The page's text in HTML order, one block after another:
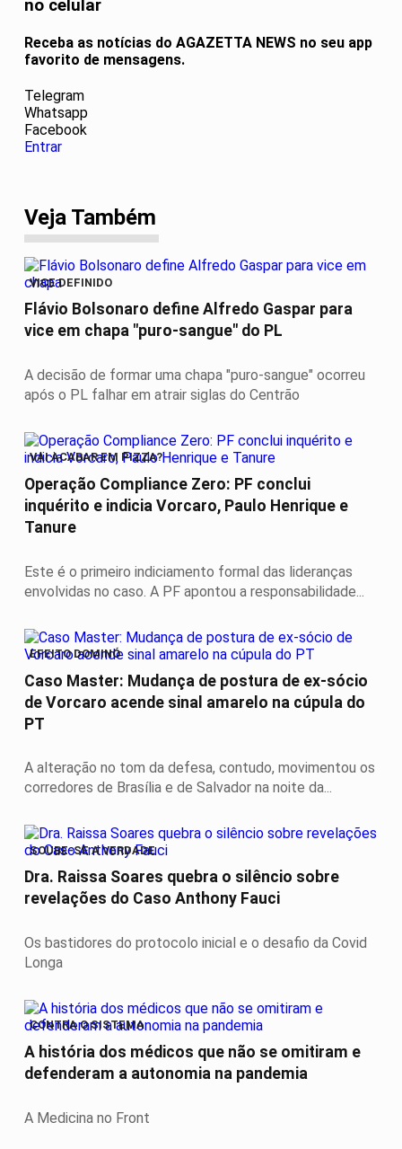
no celular
Receba as notícias do AGAZETTA NEWS no seu app
favorito de mensagens.
Telegram
Whatsapp
Facebook
Entrar
Veja Também
VICE DEFINIDO
Flávio Bolsonaro define Alfredo Gaspar para
vice em chapa "puro-sangue" do PL
A decisão de formar uma chapa "puro-sangue" ocorreu
após o PL falhar em atrair siglas do Centrão
VAI ACABAR EM PIZZA?
Operação Compliance Zero: PF conclui
inquérito e indicia Vorcaro, Paulo Henrique e
Tanure
Este é o primeiro indiciamento formal das lideranças
envolvidas no caso. A PF apontou a responsabilidade...
EFEITO DOMINÓ
Caso Master: Mudança de postura de ex-sócio
de Vorcaro acende sinal amarelo na cúpula do
PT
A alteração no tom da defesa, contudo, movimentou os
corredores de Brasília e de Salvador na noite da...
SOUBE-SE A VERDADE
Dra. Raissa Soares quebra o silêncio sobre
revelações do Caso Anthony Fauci
Os bastidores do protocolo inicial e o desafio da Covid
Longa
CONTRA O SISTEMA
A história dos médicos que não se omitiram e
defenderam a autonomia na pandemia
A Medicina no Front